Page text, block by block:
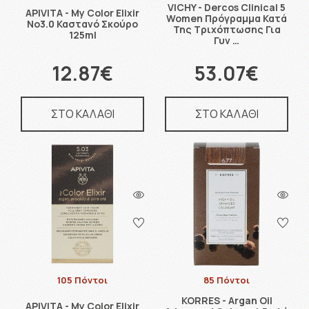
APIVITA - My Color Elixir
No3.0 Καστανό Σκούρο
125ml
12.87€
ΣΤΟ ΚΑΛΑΘΙ
VICHY - Dercos Clinical 5
Women Πρόγραμμα Κατά
Της Τριχόπτωσης Για
Γυν …
53.07€
ΣΤΟ ΚΑΛΑΘΙ
105 Πόντοι
APIVITA - My Color Elixir
85 Πόντοι
KORRES - Argan Oil